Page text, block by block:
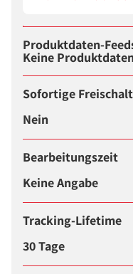
Produktdaten-
Keine
Sofortige
Nein
Bearbeitungszeit
Keine Angabe
Tracking-Lifetime
30 Tage